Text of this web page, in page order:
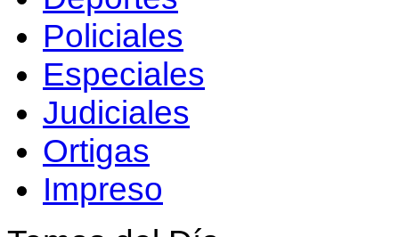
Policiales
Especiales
Judiciales
Ortigas
Impreso